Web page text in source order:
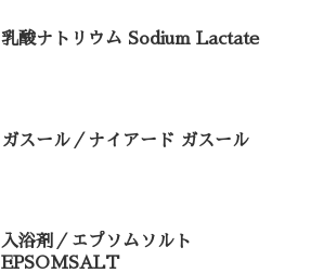
乳酸ナトリウム Sodium Lactate
ガスール／ナイアード ガスール
入浴剤／エプソムソルト
EPSOMSALT